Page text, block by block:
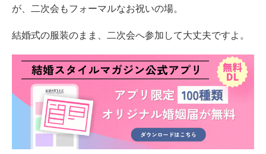
が、二次会もフォーマルなお祝いの場。
結婚式の服装のまま、二次会へ参加して大丈夫ですよ。